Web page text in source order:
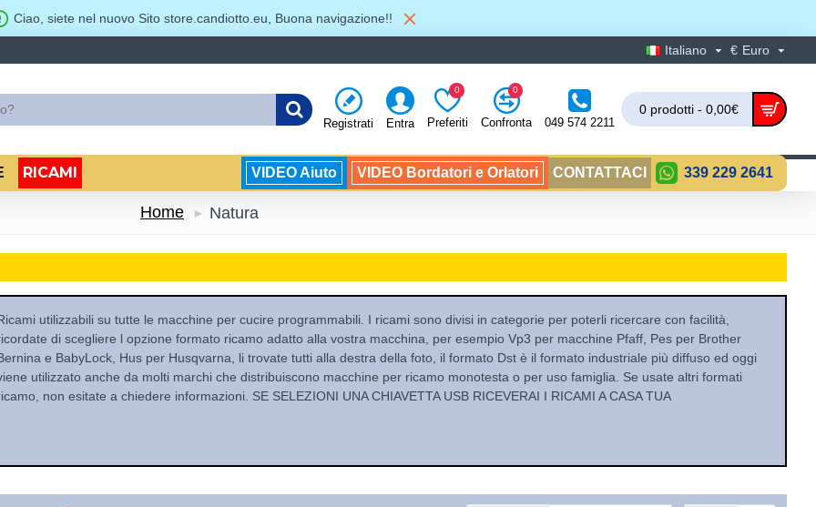
Ciao, siete nel nuovo Sito store.candiotto.eu, Buona navigazione!!
Italiano € Euro
Registrati Entra Preferiti
0
Confronta
0
049 574 2211
0 prodotti - 0,00€
RICAMI VIDEO Aiuto VIDEO Bordatori e Orlatori CONTATTACI 339 229 2641
Home Natura
utilizzabili su tutte le macchine per cucire programmabili. I ricami sono divisi in categorie per poterli ricercare con facilità,
di scegliere l opzione formato ricamo adatto alla vostra macchina, per esempio Vp3 per macchine Pfaff, Pes per Brother
e BabyLock, Hus per Husqvarna, li trovate tutti alla destra della foto, il formato Dst è il formato industriale più diffuso ed oggi
utilizzato anche da molti marchi che distribuiscono macchine per ricamo monotesta o per uso famiglia. Se usate altri formati
non esitate a chiedere informazioni. SE SELEZIONI UNA CHIAVETTA USB RICEVERAI I RICAMI A CASA TUA